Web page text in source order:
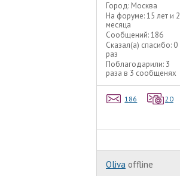
Город: Москва
На форуме:15 лет и 2
месяца
Сообщений:186
Сказал(а) спасибо: 0
раз
Поблагодарили: 3
раза в 3 сообщенях
186 20
Oliva offline